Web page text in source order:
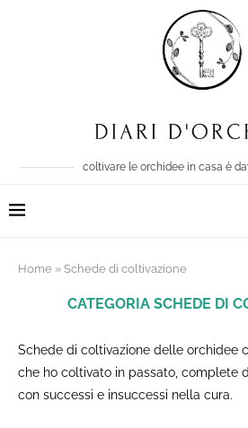
coltivare le orchidee in casa è
Home » Schede di coltivazione
CATEGORIA SCHEDE DI
Schede di coltivazione delle orchidee
che ho coltivato in passato, complete
con successi e insuccessi nella cura.